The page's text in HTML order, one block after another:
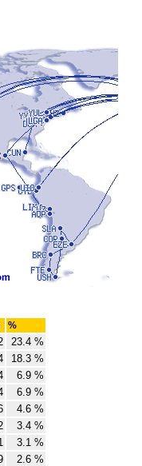
%
23.4 %
18.3 %
6.9 %
6.9 %
4.6 %
3.4 %
3.1 %
2.6 %